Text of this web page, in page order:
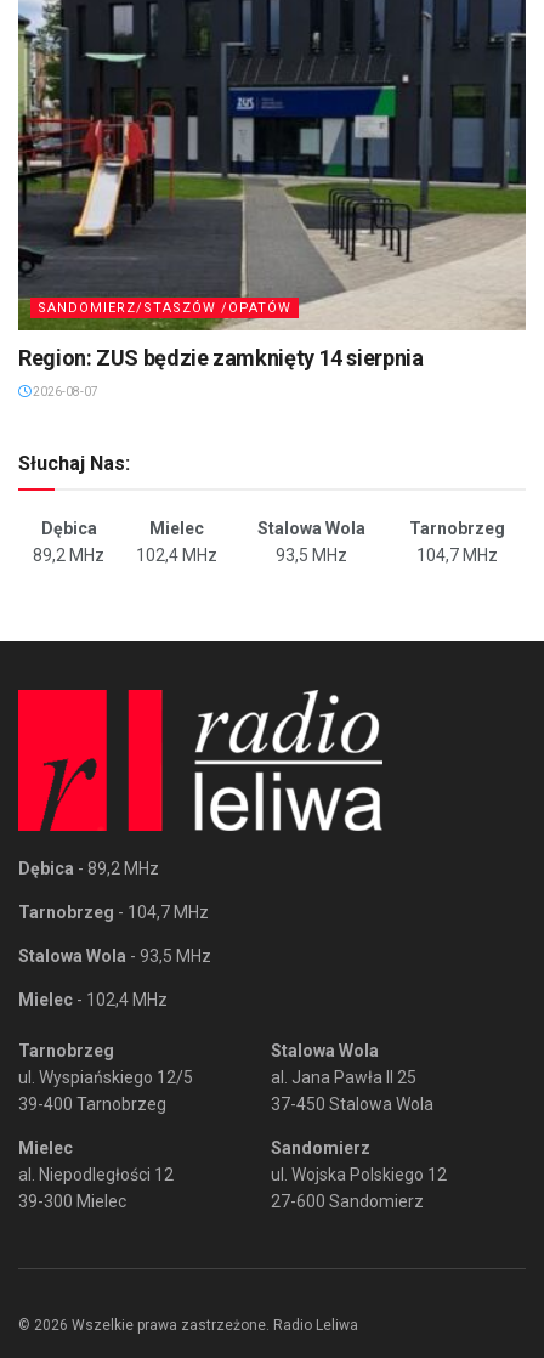
SANDOMIERZ/STASZÓW /OPATÓW
Region: ZUS będzie zamknięty 14 sierpnia
2026-08-07
Słuchaj Nas:
Dębica Mielec Stalowa Wola
Tarnobrzeg
89,2 MHz
102,4 MHz 93,5 MHz 104,7 MHz
Dębica - 89,2 MHz
Tarnobrzeg - 104,7 MHz
Stalowa Wola - 93,5 MHz
Mielec - 102,4 MHz
Tarnobrzeg
ul. Wyspiańskiego 12/5
39-400 Tarnobrzeg
Mielec
al. Niepodległości 12
39-300 Mielec
Stalowa Wola
al. Jana Pawła II 25
37-450 Stalowa Wola
Sandomierz
ul. Wojska Polskiego 12
27-600 Sandomierz
© 2026 Wszelkie prawa zastrzeżone. Radio Leliwa